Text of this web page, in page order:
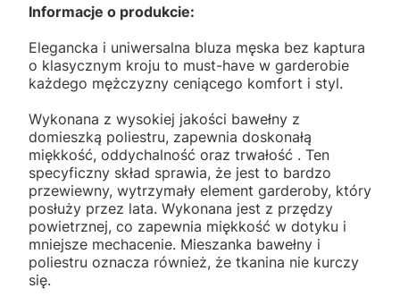
Informacje o produkcie:
Elegancka i uniwersalna bluza męska bez kaptura
o klasycznym kroju to must-have w garderobie
każdego mężczyzny ceniącego komfort i styl.
Wykonana z wysokiej jakości bawełny z
domieszką poliestru, zapewnia doskonałą
miękkość, oddychalność oraz trwałość . Ten
specyficzny skład sprawia, że jest to bardzo
przewiewny, wytrzymały element garderoby, który
posłuży przez lata. Wykonana jest z przędzy
powietrznej, co zapewnia miękkość w dotyku i
mniejsze mechacenie. Mieszanka bawełny i
poliestru oznacza również, że tkanina nie kurczy
się.